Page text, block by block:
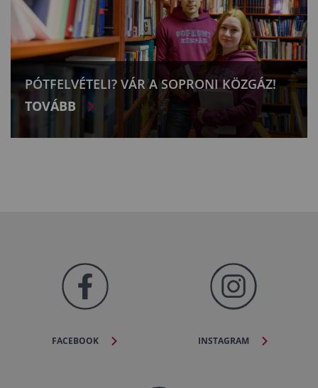
PÓTFELVÉTELI? VÁR A SOPRONI KÖZGÁZ!
TOVÁBB
FACEBOOK INSTAGRAM